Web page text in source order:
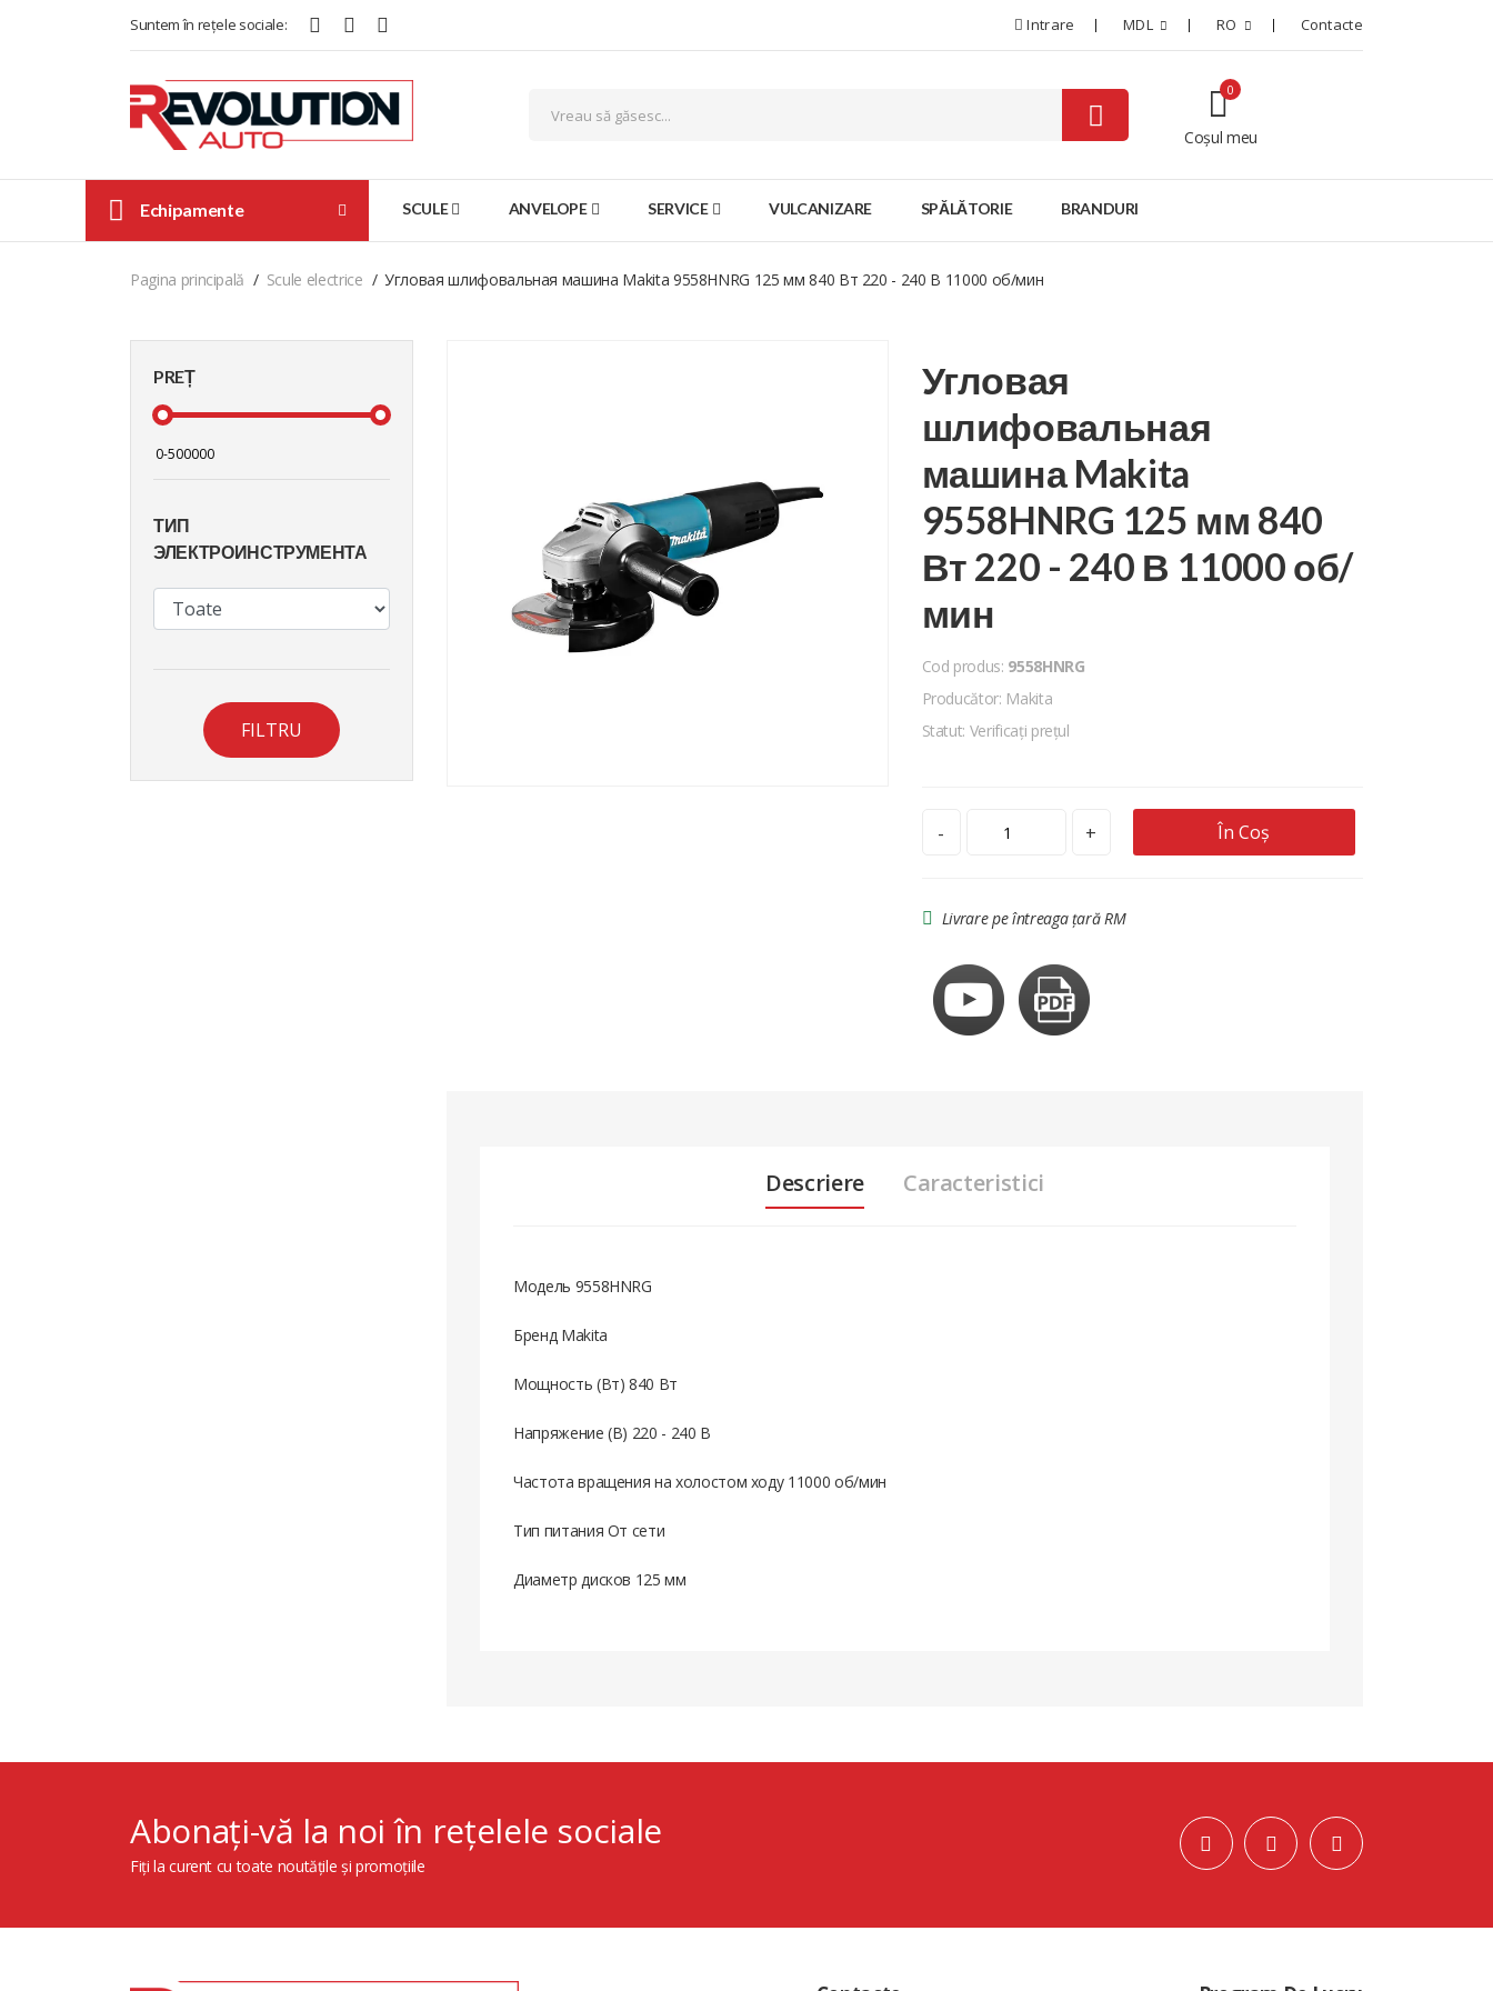
Suntem în rețele sociale: Intrare MDL RO Contacte
Coșul meu
0
Echipamente SCULE ANVELOPE SERVICE VULCANIZARE SPĂLĂTORIE BRANDURI
Pagina principală Scule electrice Угловая шлифовальная машина Makita 9558HNRG 125 мм 840 Вт 220 - 240 В 11000 об/мин
PREȚ
ТИП
ЭЛЕКТРОИНСТРУМЕНТА
FILTRU
Угловая
шлифовальная
машина Makita
9558HNRG 125 мм 840
Вт 220 - 240 В 11000 об/
мин
Cod produs: 9558HNRG
Producător: Makita
Statut: Verificați prețul
- + În Coș
Livrare pe întreaga țară RM
Descriere Caracteristici
Модель 9558HNRG
Бренд Makita
Мощность (Вт) 840 Вт
Напряжение (В) 220 - 240 В
Частота вращения на холостом ходу 11000 об/мин
Тип питания От сети
Диаметр дисков 125 мм
Abonați-vă la noi în rețelele sociale
Fiți la curent cu toate noutățile și promoțiile